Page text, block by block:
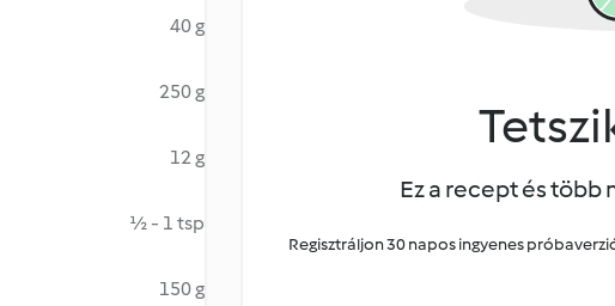
40 g
250 g
12 g
½ - 1 tsp
150 g
Ez a recept és több
Regisztráljon 30 napos ingyenes